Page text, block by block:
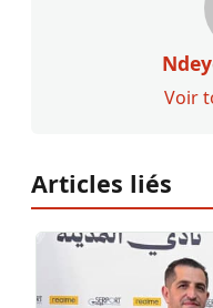
Voir
Articles liés